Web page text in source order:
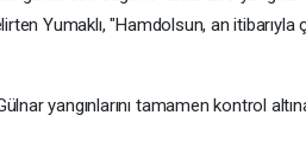
Yumaklı, "Hamdolsun, an itibarıyla
yangınlarını tamamen kontrol